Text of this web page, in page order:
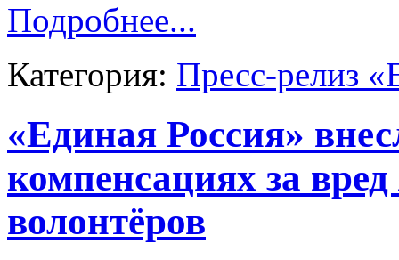
Подробнее...
Категория: Пресс-релиз
«Единая Россия»
компенсациях за
волонтёров